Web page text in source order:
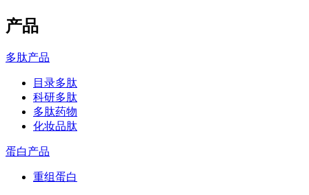
产品
多肽产品
目录多肽
科研多肽
多肽药物
化妆品肽
蛋白产品
重组蛋白